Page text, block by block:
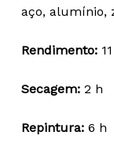
aço, alumínio,
Rendimento:
Secagem:2 h
Repintura:6 h